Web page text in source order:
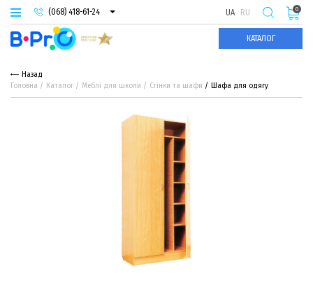
(068) 418-61-24
(093) 974-66-94
(095) 987-29-55
UA RU
КАТАЛОГ
0
Назад
Головна
Каталог Меблі для школи Стінки та шафи Шафа для одягу